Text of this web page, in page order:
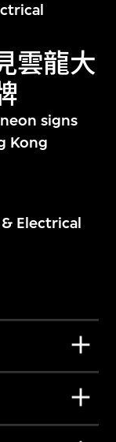
雲龍大
signs
Kong
Electrical